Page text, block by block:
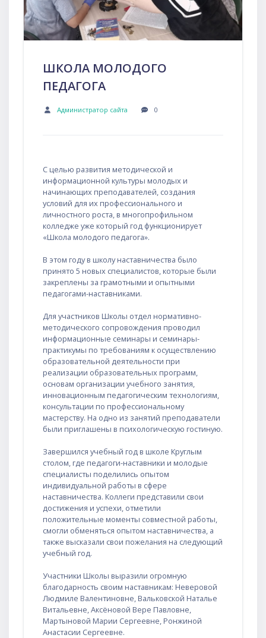
ШКОЛА МОЛОДОГО
ПЕДАГОГА
Администратор сайта 0
С целью развития методической и
информационной культуры молодых и
начинающих преподавателей, создания
условий для их профессионального и
личностного роста, в многопрофильном
колледже уже который год функционирует
«Школа молодого педагога».
В этом году в школу наставничества было
принято 5 новых специалистов, которые были
закреплены за грамотными и опытными
педагогами-наставниками.
Для участников Школы отдел нормативно-
методического сопровождения проводил
информационные семинары и семинары-
практикумы по требованиям к осуществлению
образовательной деятельности при
реализации образовательных программ,
основам организации учебного занятия,
инновационным педагогическим технологиям,
консультации по профессиональному
мастерству. На одно из занятий преподаватели
были приглашены в психологическую гостиную.
Завершился учебный год в школе Круглым
столом, где педагоги-наставники и молодые
специалисты поделились опытом
индивидуальной работы в сфере
наставничества. Коллеги представили свои
достижения и успехи, отметили
положительные моменты совместной работы,
смогли обменяться опытом наставничества, а
также высказали свои пожелания на следующий
учебный год.
Участники Школы выразили огромную
благодарность своим наставникам: Неверовой
Людмиле Валентиновне, Вальковской Наталье
Витальевне, Аксёновой Вере Павловне,
Мартыновой Марии Сергеевне, Ронжиной
Анастасии Сергеевне.